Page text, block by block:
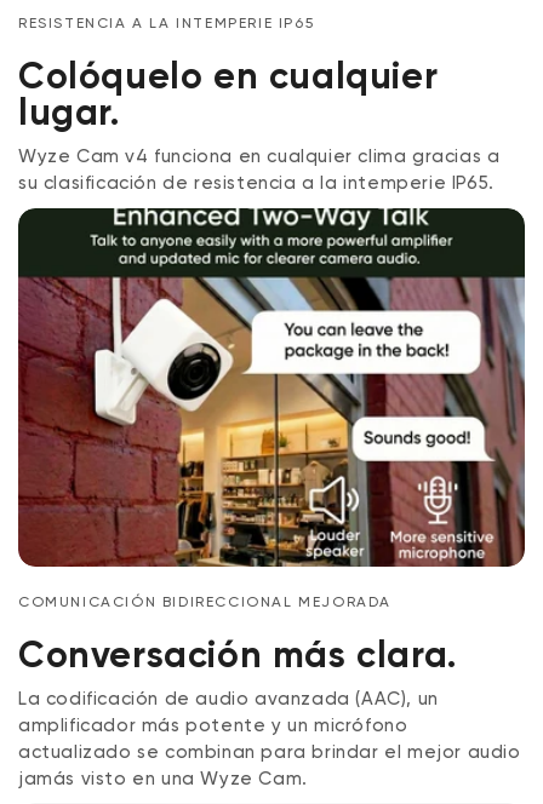
RESISTENCIA A LA INTEMPERIE IP65
Colóquelo en cualquier
lugar.
Wyze Cam v4 funciona en cualquier clima gracias a
su clasificación de resistencia a la intemperie IP65.
COMUNICACIÓN BIDIRECCIONAL MEJORADA
Conversación más clara.
La codificación de audio avanzada (AAC), un
amplificador más potente y un micrófono
actualizado se combinan para brindar el mejor audio
jamás visto en una Wyze Cam.